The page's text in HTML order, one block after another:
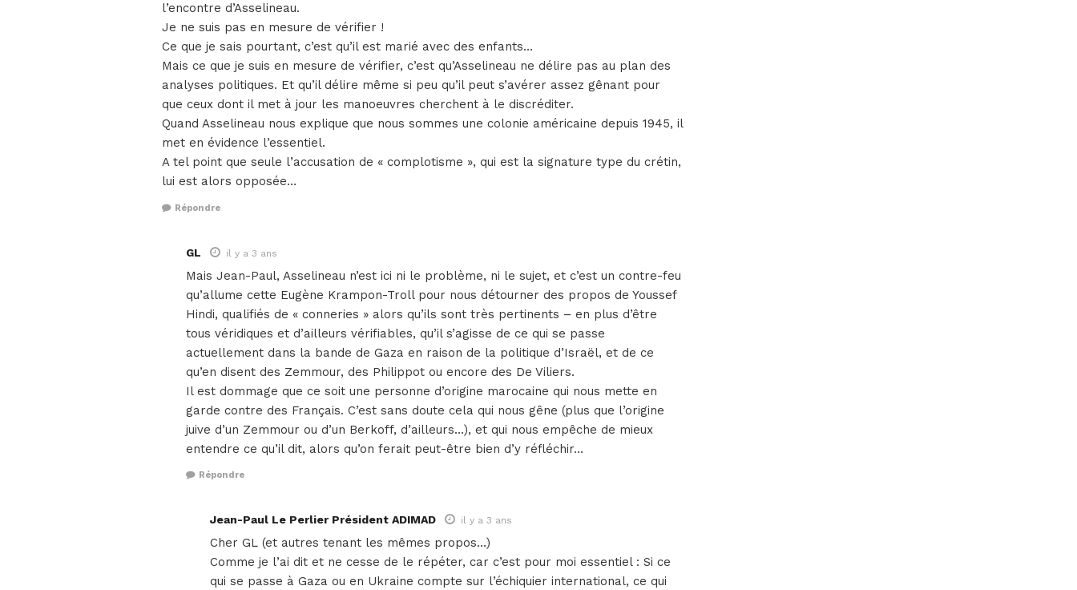
l’encontre d’Asselineau.
Je ne suis pas en mesure de vérifier !
Ce que je sais pourtant, c’est qu’il est marié avec des enfants…
Mais ce que je suis en mesure de vérifier, c’est qu’Asselineau ne délire pas au plan des
analyses politiques. Et qu’il délire même si peu qu’il peut s’avérer assez gênant pour
que ceux dont il met à jour les manoeuvres cherchent à le discréditer.
Quand Asselineau nous explique que nous sommes une colonie américaine depuis 1945, il
met en évidence l’essentiel.
A tel point que seule l’accusation de « complotisme », qui est la signature type du crétin,
lui est alors opposée…
Répondre
GL il y a 3 ans
Mais Jean-Paul, Asselineau n’est ici ni le problème, ni le sujet, et c’est un contre-feu
qu’allume cette Eugène Krampon-Troll pour nous détourner des propos de Youssef
Hindi, qualifiés de « conneries » alors qu’ils sont très pertinents – en plus d’être
tous véridiques et d’ailleurs vérifiables, qu’il s’agisse de ce qui se passe
actuellement dans la bande de Gaza en raison de la politique d’Israël, et de ce
qu’en disent des Zemmour, des Philippot ou encore des De Viliers.
Il est dommage que ce soit une personne d’origine marocaine qui nous mette en
garde contre des Français. C’est sans doute cela qui nous gêne (plus que l’origine
juive d’un Zemmour ou d’un Berkoff, d’ailleurs…), et qui nous empêche de mieux
entendre ce qu’il dit, alors qu’on ferait peut-être bien d’y réfléchir…
Répondre
Jean-Paul Le Perlier Président ADIMAD il y a 3 ans
Cher GL (et autres tenant les mêmes propos…)
Comme je l’ai dit et ne cesse de le répéter, car c’est pour moi essentiel : Si ce
qui se passe à Gaza ou en Ukraine compte sur l’échiquier international, ce qui